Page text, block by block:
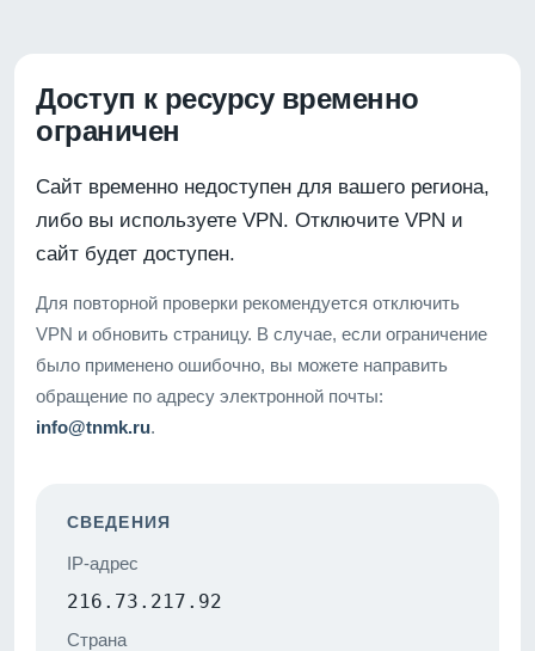
Доступ к ресурсу временно
ограничен
Сайт временно недоступен для вашего региона,
либо вы используете VPN. Отключите VPN и
сайт будет доступен.
Для повторной проверки рекомендуется отключить
VPN и обновить страницу. В случае, если ограничение
было применено ошибочно, вы можете направить
обращение по адресу электронной почты:
info@tnmk.ru.
СВЕДЕНИЯ
IP-адрес
216.73.217.92
Страна